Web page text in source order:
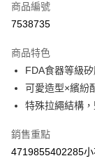
超商取貨付款
Apple Pay
街口支付
商品編號
7538735
商品特色
FDA食器等級
可愛造型×繽紛
特殊拉繩結構
銷售重點
4719855402285